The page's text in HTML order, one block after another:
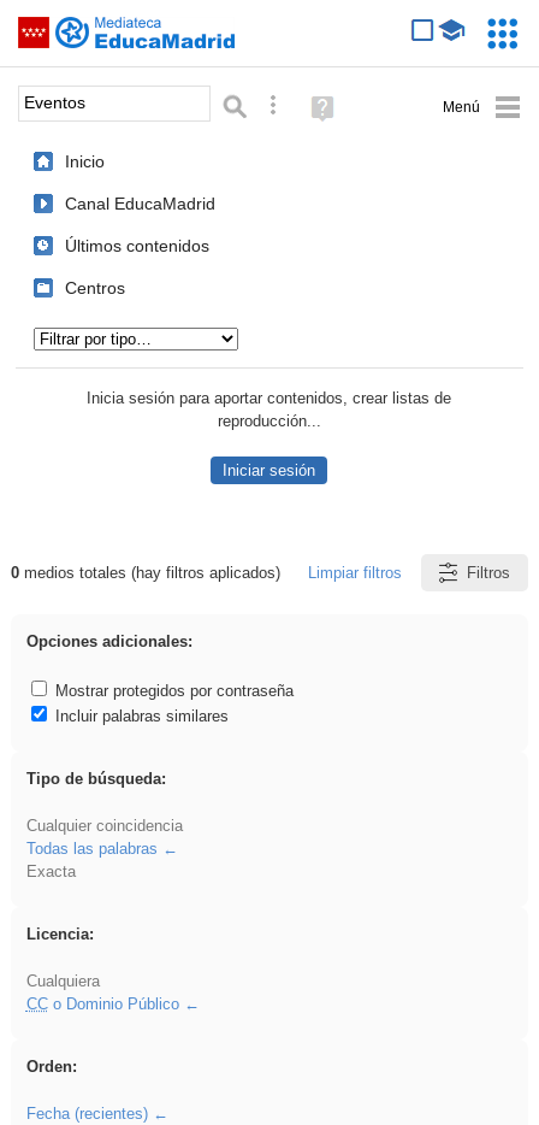
Saltar navegación
Palabra o frase: Búsqueda avanzada
Ayuda
(en
Inicio
Canal EducaMadrid
Últimos contenidos
Centros
Inicia sesión para aportar contenidos, crear listas de
reproducción...
Iniciar sesión
Resultados de: Eventos
0medios totales (hay filtros aplicados) Limpiar filtros Filtros
Opciones adicionales:
Mostrar protegidos por contraseña
Incluir palabras similares
Tipo de búsqueda:
Cualquier coincidencia
Todas las palabras
Exacta
Licencia:
Cualquiera
CCo Dominio Público
Orden:
Fecha (recientes)